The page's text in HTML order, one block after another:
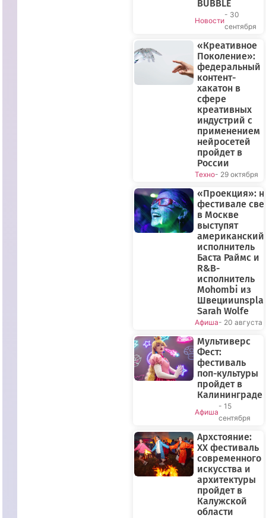
ПРЯМОЙ
ЭФИР
BUBBLE
Новости
- 30
сентября
«Креативное
Поколение»:
федеральный
контент-
хакатон в
сфере
креативных
индустрий с
применением
нейросетей
пройдет в
России
Техно- 29 октября
«Проекция»:
фестивале
в Москве
выступят
американский
исполнитель
Баста Раймс и
R&B-
исполнитель
Mohombi из
Sarah Wolfe
Афиша- 20 августа
Мультиверс
Фест:
фестиваль
поп-культуры
пройдет в
Калининграде
Афиша
- 15
сентября
Архстояние:
XX фестиваль
современного
искусства и
архитектуры
пройдет в
Калужской
области